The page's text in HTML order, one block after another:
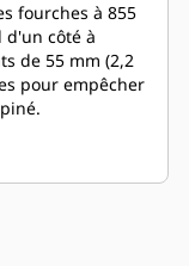
fourches à 855
d'un côté à
de 55 mm (2,2
pour empêcher